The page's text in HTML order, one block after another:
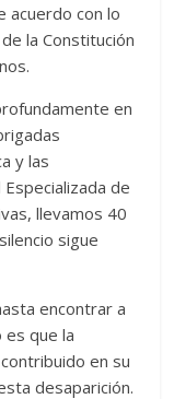
acuerdo con lo
la Constitución
en
y las
de
llevamos 40
sigue
encontrar a
es que la
en su
desaparición.